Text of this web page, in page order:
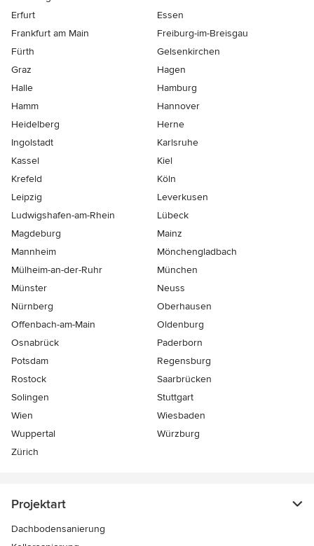
Erfurt
Essen
Frankfurt am Main
Freiburg-im-Breisgau
Fürth
Gelsenkirchen
Graz
Hagen
Halle
Hamburg
Hamm
Hannover
Heidelberg
Herne
Ingolstadt
Karlsruhe
Kassel
Kiel
Krefeld
Köln
Leipzig
Leverkusen
Ludwigshafen-am-Rhein
Lübeck
Magdeburg
Mainz
Mannheim
Mönchen­gladbach
Mülheim-an-der-Ruhr
München
Münster
Neuss
Nürnberg
Oberhausen
Offenbach-am-Main
Oldenburg
Osnabrück
Paderborn
Potsdam
Regensburg
Rostock
Saarbrücken
Solingen
Stuttgart
Wien
Wiesbaden
Wuppertal
Würzburg
Zürich
Projektart
Dachbodensanierung